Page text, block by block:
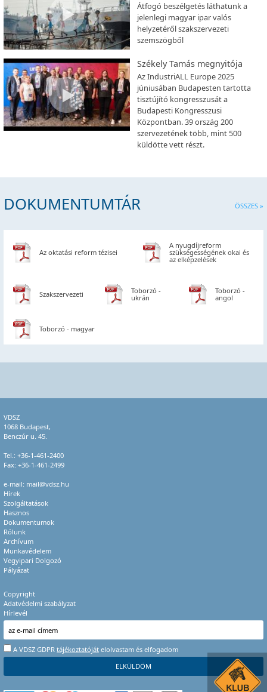
Átfogó beszélgetés láthatunk a
jelenlegi magyar ipar valós
helyzetéről szakszervezeti
szemszögből
Székely Tamás megnyitója
Az IndustriALL Europe 2025
júniusában Budapesten tartotta
tisztújító kongresszusát a
Budapesti Kongresszusi
Központban. 39 ország 200
szervezetének több, mint 500
küldötte vett részt.
DOKUMENTUMTÁR ÖSSZES »
Az oktatási reform tézisei
A nyugdíjreform
szükségességének okai és
az elképzelések
Szakszervezeti
Toborzó -
ukrán
Toborzó -
angol
Toborzó - magyar
VDSZ
1068 Budapest,
Benczúr u. 45.
Tel.: +36-1-461-2400
Fax: +36-1-461-2499
e-mail: mail@vdsz.hu
Hírek
Szolgáltatások
Hasznos
Dokumentumok
Rólunk
Archívum
Munkavédelem
Vegyipari Dolgozó
Pályázat
Copyright
Adatvédelmi szabályzat
Hírlevél
A VDSZ GDPR tájékoztatóját elolvastam és elfogadom